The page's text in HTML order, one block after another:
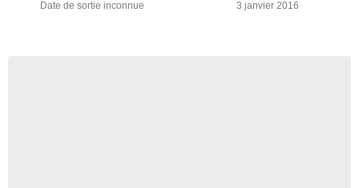
Date de sortie inconnue 3 janvier 2016